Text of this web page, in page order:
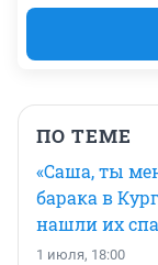
ПО ТЕМЕ
«Саша, ты
барака в
нашли их
1 июля, 18:00